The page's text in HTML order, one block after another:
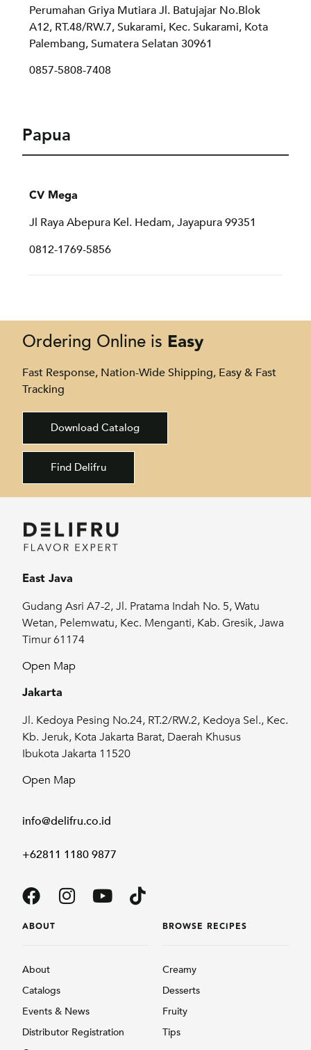
Perumahan Griya Mutiara Jl. Batujajar No.Blok
A12, RT.48/RW.7, Sukarami, Kec. Sukarami, Kota
Palembang, Sumatera Selatan 30961
0857-5808-7408
Papua
CV Mega
Jl Raya Abepura Kel. Hedam, Jayapura 99351
0812-1769-5856
Ordering Online is Easy
Fast Response, Nation-Wide Shipping, Easy & Fast
Tracking
Download Catalog
Find Delifru
East Java
Gudang Asri A7-2, Jl. Pratama Indah No. 5, Watu
Wetan, Pelemwatu, Kec. Menganti, Kab. Gresik, Jawa
Timur 61174
Open Map
Jakarta
Jl. Kedoya Pesing No.24, RT.2/RW.2, Kedoya Sel., Kec.
Kb. Jeruk, Kota Jakarta Barat, Daerah Khusus
Ibukota Jakarta 11520
Open Map
info@delifru.co.id
+62811 1180 9877
ABOUT
About
Catalogs
Events & News
Distributor Registration
BROWSE RECIPES
Creamy
Desserts
Fruity
Tips